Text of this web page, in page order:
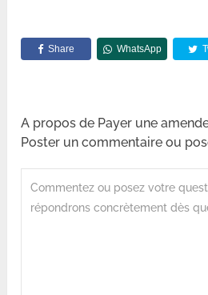
Share WhatsApp
A propos de Payer une
Poster un commentaire ou